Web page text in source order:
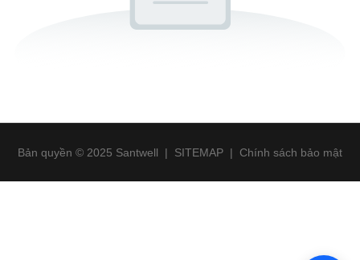
Bản quyền © 2025 Santwell | SITEMAP | Chính sách bảo mật